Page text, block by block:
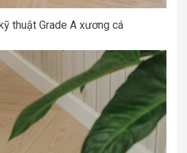
thuật Grade A xương cá